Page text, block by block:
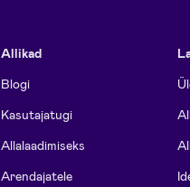
Allikad
Blogi
Kasutajatugi
Allalaadimiseks
Arendajatele